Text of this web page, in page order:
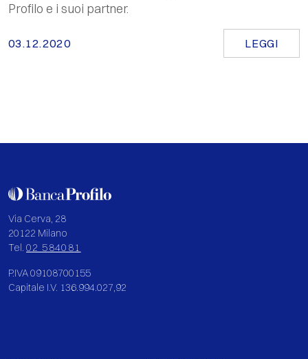
Profilo e i suoi partner.
03.12.2020 LEGGI
Via Cerva, 28
20122 Milano
Tel. 02 584081
P.IVA 09108700155
Capitale I.V. 136.994.027,92